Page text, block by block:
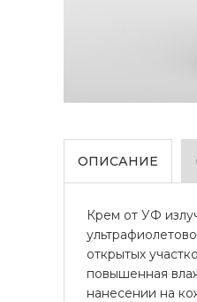
ОПИСАНИЕ
Крем от УФ
открытых
повышенная
нанесении на